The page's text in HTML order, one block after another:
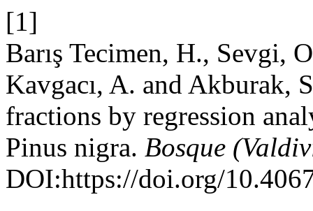
[1]
Barış Tecimen, H., Sevgi,
Kavgacı, A. and Akburak,
fractions by regression
Pinus nigra. Bosque
DOI:https://doi.org/